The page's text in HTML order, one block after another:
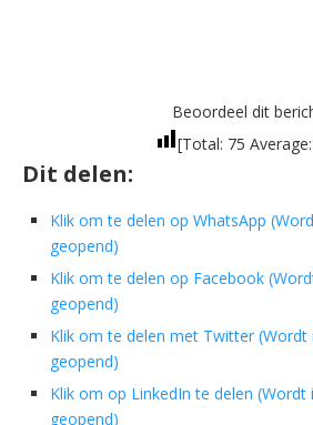
Beoordeel dit
[Total: 75 Average:
Dit delen:
Klik om te delen op WhatsApp
geopend)
Klik om te delen op Facebook
geopend)
Klik om te delen met Twitter (Wordt
geopend)
Klik om op LinkedIn te delen
geopend)